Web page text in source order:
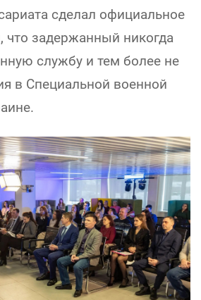
сделал официальное
что задержанный никогда
службу и тем более не
в Специальной военной